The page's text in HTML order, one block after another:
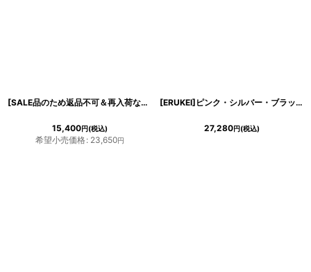
[SALE品のため返品不可＆再入荷なしの現品限り][韓国製][rinfarre]ノースリーブ・スクエアネック・ステッチ・プリーツ・Aライン・ミディアムドレス・ワンピース[薗田杏奈着用][送料無料]
15,400円(税込)
希望小売価格: 23,650円
[ERUKEI]ピンク・シルバー・ブラック・金糸・総レース・ラメレース・半袖・タイト・ミディアムドレス・ワンピース[送料無料]
27,280円(税込)